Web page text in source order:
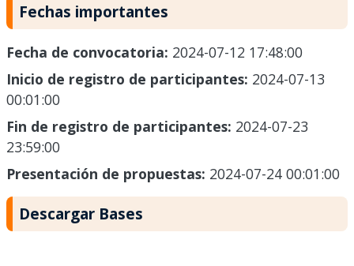
Fechas importantes
Fecha de convocatoria: 2024-07-12 17:48:00
Inicio de registro de participantes: 2024-07-13
00:01:00
Fin de registro de participantes: 2024-07-23
23:59:00
Presentación de propuestas: 2024-07-24 00:01:00
Descargar Bases